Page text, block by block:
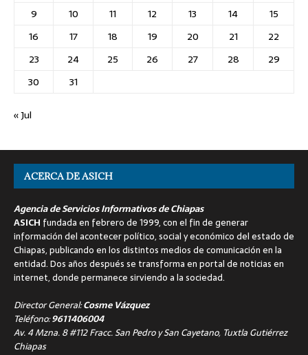
9
10 11 12 13 14
15
16
17 18 19 20 21
22
23
24 25 26 27 28
29
30
31
« Jul
ACERCA DE ASICH
Agencia de Servicios Informativos de Chiapas
ASICH fundada en febrero de 1999, con el fin de generar
información del acontecer político, social y económico del estado de
Chiapas, publicando en los distintos medios de comunicación en la
entidad. Dos años después se transforma en portal de noticias en
internet, donde permanece sirviendo a la sociedad.
Director General:Cosme Vázquez
Teléfono:9611406004
Av. 4 Mzna. 8 #112 Fracc. San Pedro y San Cayetano, Tuxtla Gutiérrez
Chiapas